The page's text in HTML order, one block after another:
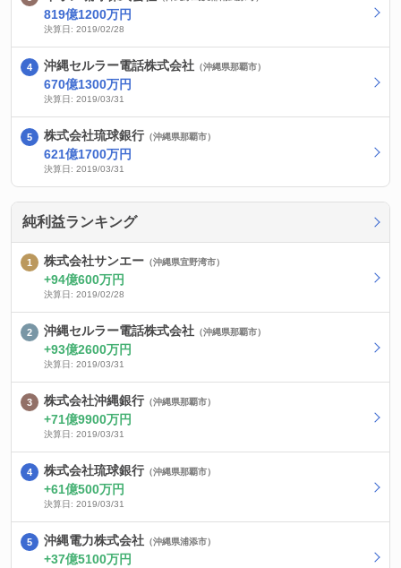
819億1200万円
決算日: 2019/02/28
沖縄セルラー電話株式会社 （沖縄県那覇市）
670億1300万円
決算日: 2019/03/31
株式会社琉球銀行 （沖縄県那覇市）
621億1700万円
決算日: 2019/03/31
純利益ランキング
株式会社サンエー （沖縄県宜野湾市）
94億600万円
決算日: 2019/02/28
沖縄セルラー電話株式会社 （沖縄県那覇市）
93億2600万円
決算日: 2019/03/31
株式会社沖縄銀行 （沖縄県那覇市）
71億9900万円
決算日: 2019/03/31
株式会社琉球銀行 （沖縄県那覇市）
61億500万円
決算日: 2019/03/31
沖縄電力株式会社 （沖縄県浦添市）
37億5100万円